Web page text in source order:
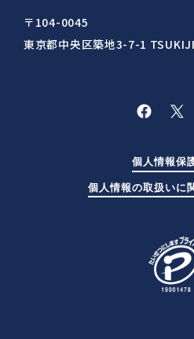
〒104-0045
東京都中央区築地3-7-1
個人情報保
個人情報の取扱いに